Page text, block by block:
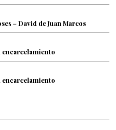
– David de Juan Marcos